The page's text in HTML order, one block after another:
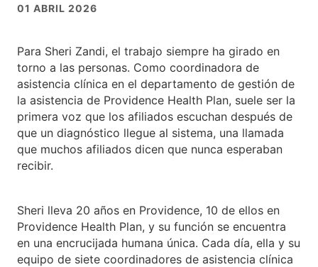
01 ABRIL 2026
Para Sheri Zandi, el trabajo siempre ha girado en
torno a las personas. Como coordinadora de
asistencia clínica en el departamento de gestión de
la asistencia de Providence Health Plan, suele ser la
primera voz que los afiliados escuchan después de
que un diagnóstico llegue al sistema, una llamada
que muchos afiliados dicen que nunca esperaban
recibir.
Sheri lleva 20 años en Providence, 10 de ellos en
Providence Health Plan, y su función se encuentra
en una encrucijada humana única. Cada día, ella y su
equipo de siete coordinadores de asistencia clínica